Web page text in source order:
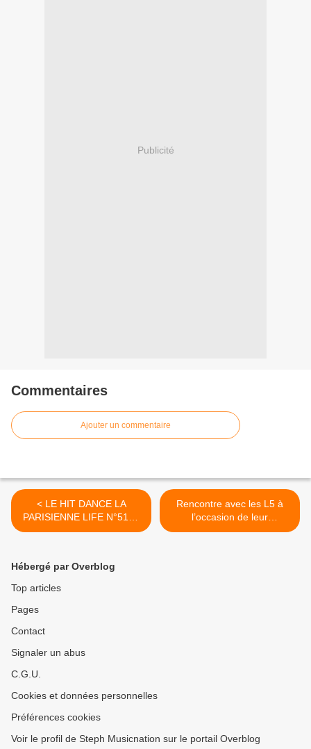
Publicité
Commentaires
Ajouter un commentaire
< LE HIT DANCE LA
PARISIENNE LIFE N°512 -
02 JANVIER 2026
Rencontre avec les L5 à
l’occasion de leur
participation à la tournée I
Hébergé par Overblog
Top articles
Pages
Contact
Signaler un abus
C.G.U.
Cookies et données personnelles
Préférences cookies
Voir le profil de Steph Musicnation sur le portail Overblog